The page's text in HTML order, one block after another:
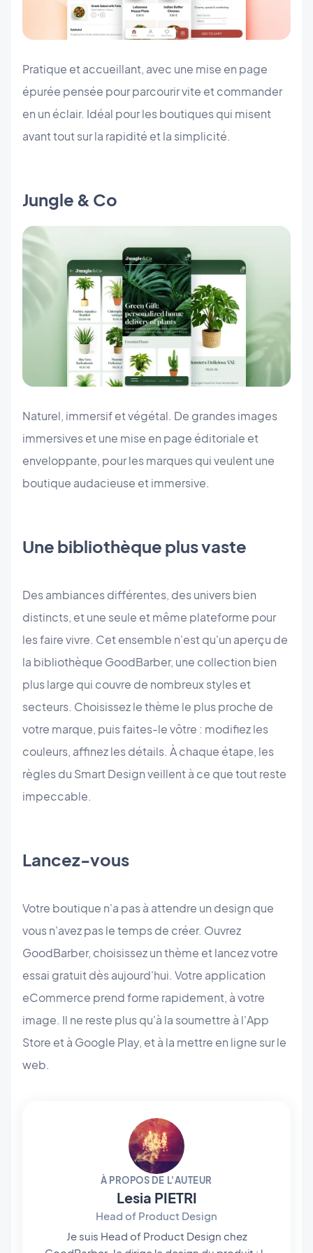
Pratique et accueillant, avec une mise en page
épurée pensée pour parcourir vite et commander
en un éclair. Idéal pour les boutiques qui misent
avant tout sur la rapidité et la simplicité.
Jungle & Co
Naturel, immersif et végétal. De grandes images
immersives et une mise en page éditoriale et
enveloppante, pour les marques qui veulent une
boutique audacieuse et immersive.
Une bibliothèque plus vaste
Des ambiances différentes, des univers bien
distincts, et une seule et même plateforme pour
les faire vivre. Cet ensemble n'est qu'un aperçu de
la bibliothèque GoodBarber, une collection bien
plus large qui couvre de nombreux styles et
secteurs. Choisissez le thème le plus proche de
votre marque, puis faites-le vôtre : modifiez les
couleurs, affinez les détails. À chaque étape, les
règles du Smart Design veillent à ce que tout reste
impeccable.
Lancez-vous
Votre boutique n'a pas à attendre un design que
vous n'avez pas le temps de créer. Ouvrez
GoodBarber, choisissez un thème et lancez votre
essai gratuit dès aujourd'hui. Votre application
eCommerce prend forme rapidement, à votre
image. Il ne reste plus qu'à la soumettre à l'App
Store et à Google Play, et à la mettre en ligne sur le
web.
À PROPOS DE L'AUTEUR
Lesia PIETRI
Head of Product Design
Je suis Head of Product Design chez